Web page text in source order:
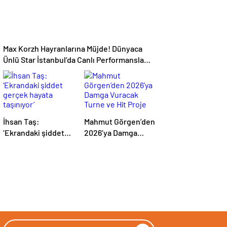
Max Korzh Hayranlarına Müjde! Dünyaca
Ünlü Star İstanbul’da Canlı Performansla
Hayranlarıyla Buluşuyor
İhsan Taş:
‘Ekrandaki şiddet
Mahmut Görgen’den
2026’ya Damga